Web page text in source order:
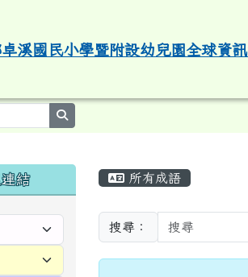
溪國民小學暨
search
容
結 主內容區域
所有成語
搜尋：